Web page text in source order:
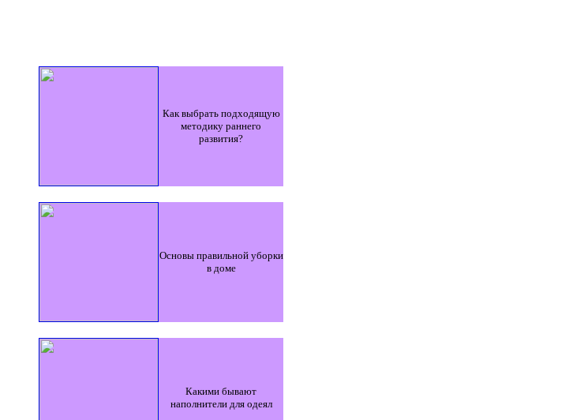
Как выбрать подходящую
методику раннего
развития?
Основы правильной уборки
в доме
Какими бывают
наполнители для одеял